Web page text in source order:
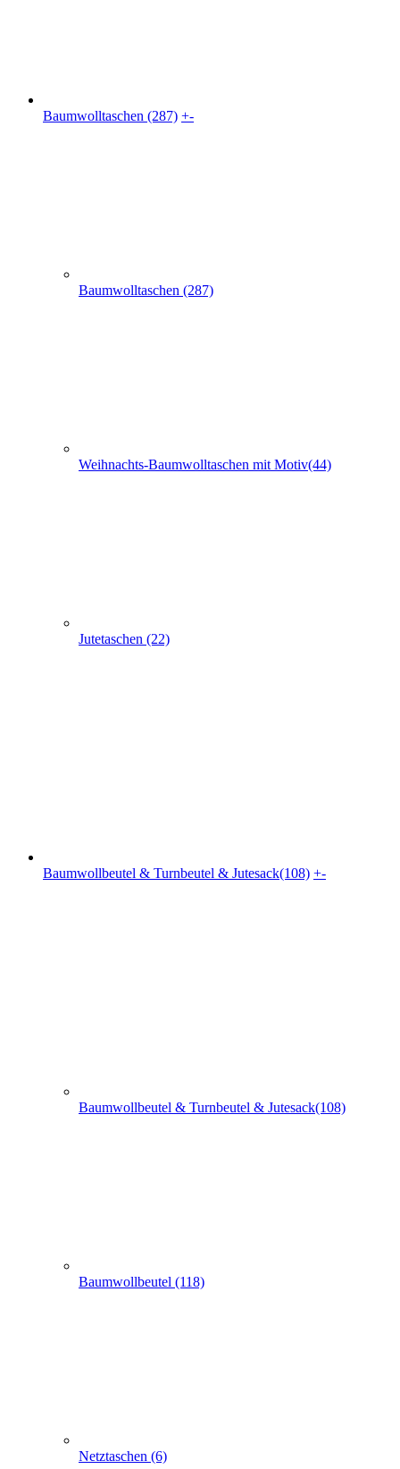
Baumwolltaschen (287) +-
Baumwolltaschen (287)
Weihnachts-Baumwolltaschen mit Motiv(44)
Jutetaschen (22)
Baumwollbeutel & Turnbeutel & Jutesack(108) +-
Baumwollbeutel & Turnbeutel & Jutesack(108)
Baumwollbeutel (118)
Netztaschen (6)